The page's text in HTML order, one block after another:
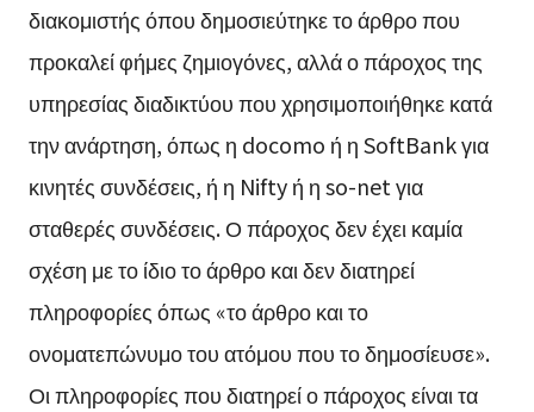
διακομιστής όπου δημοσιεύτηκε το άρθρο που
προκαλεί φήμες ζημιογόνες, αλλά ο πάροχος της
υπηρεσίας διαδικτύου που χρησιμοποιήθηκε κατά
την ανάρτηση, όπως η docomo ή η SoftBank για
κινητές συνδέσεις, ή η Nifty ή η so-net για
σταθερές συνδέσεις. Ο πάροχος δεν έχει καμία
σχέση με το ίδιο το άρθρο και δεν διατηρεί
πληροφορίες όπως «το άρθρο και το
ονοματεπώνυμο του ατόμου που το δημοσίευσε».
Οι πληροφορίες που διατηρεί ο πάροχος είναι τα